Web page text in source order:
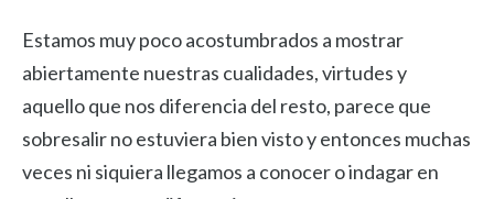
Estamos muy poco acostumbrados a mostrar
abiertamente nuestras cualidades, virtudes y
aquello que nos diferencia del resto, parece que
sobresalir no estuviera bien visto y entonces muchas
veces ni siquiera llegamos a conocer o indagar en